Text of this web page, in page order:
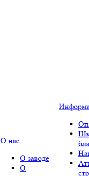
О нас
О заводе
О